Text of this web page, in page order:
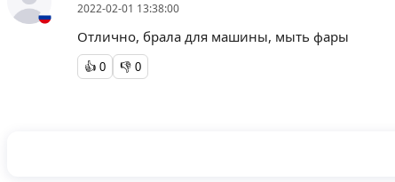
2022-02-01 13:38:00
Отлично, брала для машины, мыть фары
👍 0 👎 0